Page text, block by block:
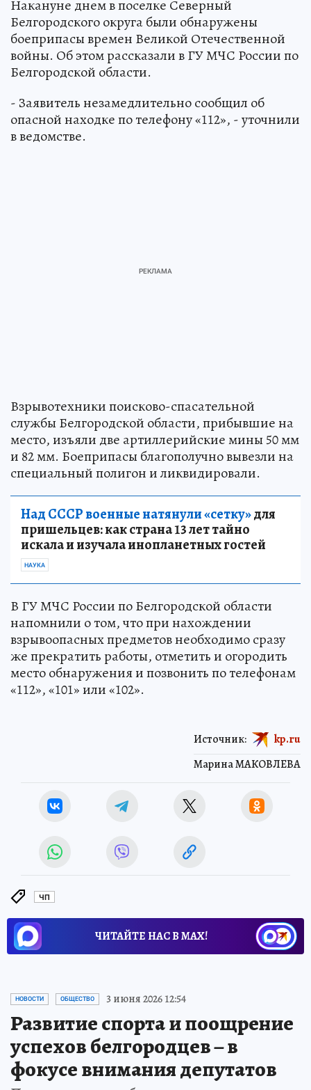
Накануне днем в поселке Северный
Белгородского округа были обнаружены
боеприпасы времен Великой Отечественной
войны. Об этом рассказали в ГУ МЧС России по
Белгородской области.
- Заявитель незамедлительно сообщил об
опасной находке по телефону «112», - уточнили
в ведомстве.
Взрывотехники поисково-спасательной
службы Белгородской области, прибывшие на
место, изъяли две артиллерийские мины 50 мм
и 82 мм. Боеприпасы благополучно вывезли на
специальный полигон и ликвидировали.
Над СССР военные натянули «сетку»для
пришельцев: как страна 13 лет тайно
искала и изучала инопланетных гостей
НАУКА
В ГУ МЧС России по Белгородской области
напомнили о том, что при нахождении
взрывоопасных предметов необходимо сразу
же прекратить работы, отметить и огородить
место обнаружения и позвонить по телефонам
«112», «101» или «102».
Марина МАКОВЛЕВА
Источник: kp.ru
ЧП
ЧИТАЙТЕ НАС В МАХ!
НОВОСТИ ОБЩЕСТВО 3 июня 2026 12:54
Развитие спорта и поощрение
успехов белгородцев – в
фокусе внимания депутатов